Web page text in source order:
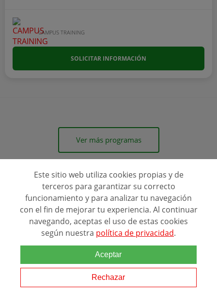
CAMPUS TRAINING
SOLICITAR INFORMACIÓN
Ver más programas
Ranking Relacionado
Este sitio web utiliza cookies propias y de
terceros para garantizar su correcto
funcionamiento y para analizar tu navegación
con el fin de mejorar tu experiencia. Al continuar
navegando, aceptas el uso de estas cookies
según nuestra política de privacidad.
Aceptar
Rechazar